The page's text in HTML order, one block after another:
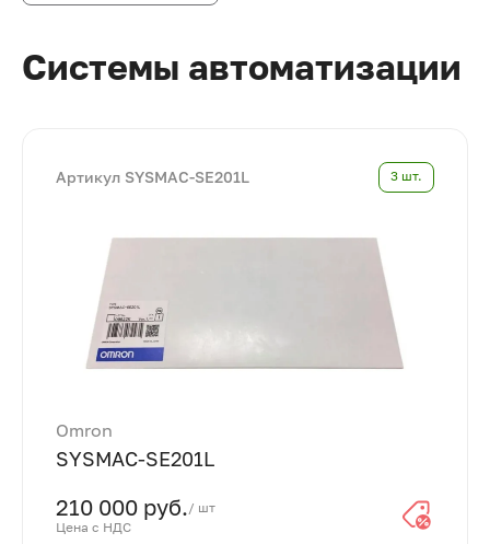
Системы автоматизации
Артикул SYSMAC-SE201L 3 шт.
Omron
SYSMAC-SE201L
210 000 руб. / шт
Цена с НДС